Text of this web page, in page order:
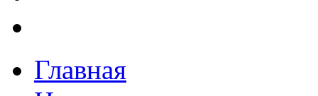
Главная